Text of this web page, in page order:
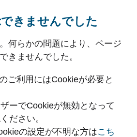
きませんでした
何らかの問題により、ページ
きませんでした。
ご利用にはCookieが必要と
ーでCookieが無効となって
ださい。
の設定が不明な方はこち